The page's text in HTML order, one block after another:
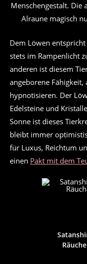
Menschengestalt. Die
Alraune magisch
Dem Löwen
stets im Rampenlicht
anderen ist diesem
angeborene Fähigkeit,
hypnotisieren. Der
Edelsteine und
Sonne ist dieses
bleibt immer
für Luxus, Reichtum
einen Pakt mit dem